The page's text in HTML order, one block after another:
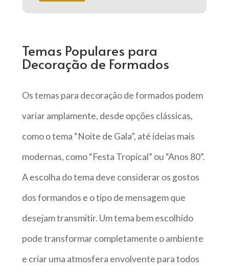
Temas Populares para
Decoração de Formados
Os temas para decoração de formados podem
variar amplamente, desde opções clássicas,
como o tema “Noite de Gala”, até ideias mais
modernas, como “Festa Tropical” ou “Anos 80”.
A escolha do tema deve considerar os gostos
dos formandos e o tipo de mensagem que
desejam transmitir. Um tema bem escolhido
pode transformar completamente o ambiente
e criar uma atmosfera envolvente para todos